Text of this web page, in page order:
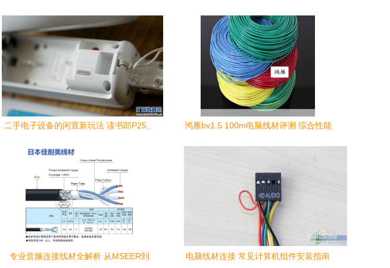
二手电子设备的闲置新玩法 读书郎P25、
鸿雁bv1.5 100m电脑线材评测 综合性能
专业音频连接线材全解析 从MSEER到 电脑线材连接 常见计算机组件安装指南